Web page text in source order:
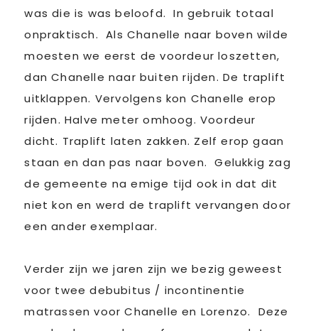
was die is was beloofd. In gebruik totaal
onpraktisch. Als Chanelle naar boven wilde
moesten we eerst de voordeur loszetten,
dan Chanelle naar buiten rijden. De traplift
uitklappen. Vervolgens kon Chanelle erop
rijden. Halve meter omhoog. Voordeur
dicht. Traplift laten zakken. Zelf erop gaan
staan en dan pas naar boven. Gelukkig zag
de gemeente na emige tijd ook in dat dit
niet kon en werd de traplift vervangen door
een ander exemplaar.
Verder zijn we jaren zijn we bezig geweest
voor twee debubitus / incontinentie
matrassen voor Chanelle en Lorenzo. Deze